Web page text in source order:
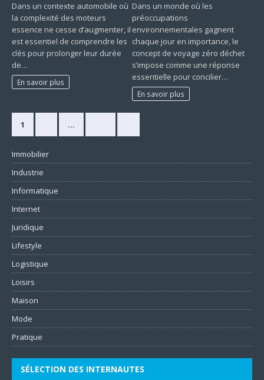
Dans un contexte automobile où
la complexité des moteurs
essence ne cesse d’augmenter, il
est essentiel de comprendre les
clés pour prolonger leur durée
de…
En savoir plus
Dans un monde où les
préoccupations
environnementales gagnent
chaque jour en importance, le
concept de voyage zéro déchet
s’impose comme une réponse
essentielle pour concilier…
En savoir plus
1 …
Immobilier
Industrie
Informatique
Internet
Juridique
Lifestyle
Logistique
Loisirs
Maison
Mode
Pratique
SÉLECTION DES INTERNAUTES